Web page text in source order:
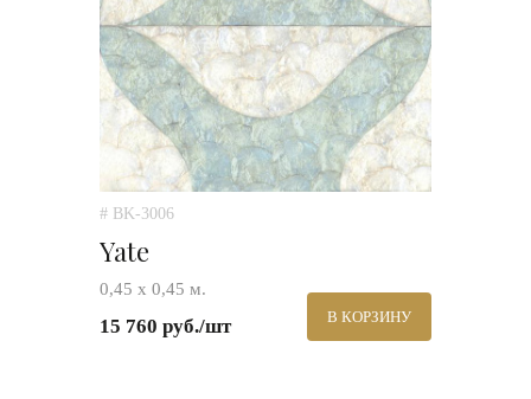
# BK-3006
Yate
0,45 х 0,45 м.
15 760 руб./шт В КОРЗИНУ